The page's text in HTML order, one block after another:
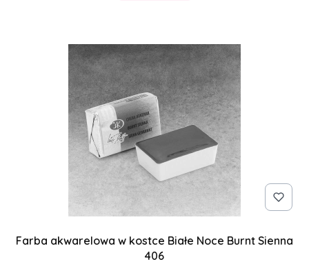
Farba akwarelowa w kostce Białe Noce Burnt Sienna
406